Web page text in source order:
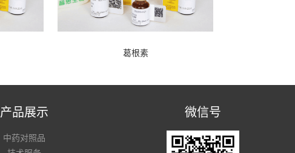
葛根素
产品展示
中药对照品
微信号